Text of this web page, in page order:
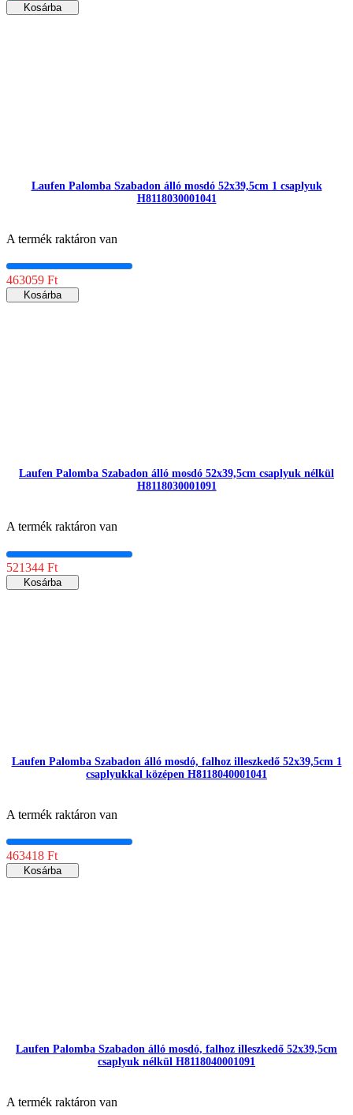
Kosárba
Laufen Palomba Szabadon álló mosdó 52x39,5cm 1 csaplyuk
H8118030001041
A termék raktáron van
463059 Ft
Kosárba
Laufen Palomba Szabadon álló mosdó 52x39,5cm csaplyuk nélkül
H8118030001091
A termék raktáron van
521344 Ft
Kosárba
Laufen Palomba Szabadon álló mosdó, falhoz illeszkedő 52x39,5cm 1
csaplyukkal középen H8118040001041
A termék raktáron van
463418 Ft
Kosárba
Laufen Palomba Szabadon álló mosdó, falhoz illeszkedő 52x39,5cm
csaplyuk nélkül H8118040001091
A termék raktáron van